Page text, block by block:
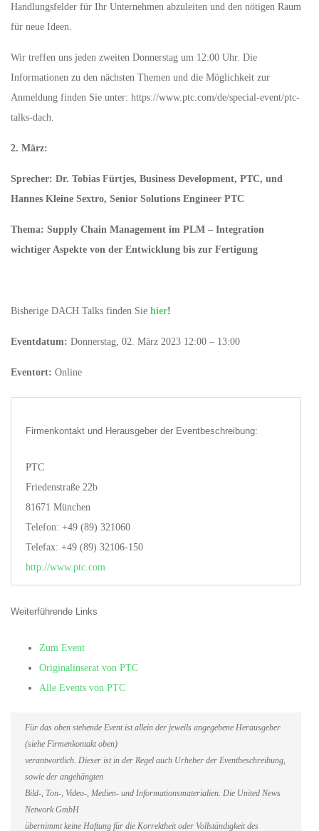
Handlungsfelder für Ihr Unternehmen abzuleiten und den nötigen Raum
für neue Ideen.
Wir treffen uns jeden zweiten Donnerstag um 12:00 Uhr. Die
Informationen zu den nächsten Themen und die Möglichkeit zur
Anmeldung finden Sie unter: https://www.ptc.com/de/special-event/ptc-
talks-dach.
2. März:
Sprecher: Dr. Tobias Fürtjes, Business Development, PTC, und
Hannes Kleine Sextro, Senior Solutions Engineer PTC
Thema: Supply Chain Management im PLM – Integration
wichtiger Aspekte von der Entwicklung bis zur Fertigung
Bisherige DACH Talks finden Sie hier!
Eventdatum: Donnerstag, 02. März 2023 12:00 – 13:00
Eventort: Online
Firmenkontakt und Herausgeber der Eventbeschreibung:
PTC
Friedenstraße 22b
81671 München
Telefon: +49 (89) 321060
Telefax: +49 (89) 32106-150
http://www.ptc.com
Weiterführende Links
Zum Event
Originalinserat von PTC
Alle Events von PTC
Für das oben stehende Event ist allein der jeweils angegebene Herausgeber
(siehe Firmenkontakt oben)
verantwortlich. Dieser ist in der Regel auch Urheber der Eventbeschreibung,
sowie der angehängten
Bild-, Ton-, Video-, Medien- und Informationsmaterialien. Die United News
Network GmbH
übernimmt keine Haftung für die Korrektheit oder Vollständigkeit des